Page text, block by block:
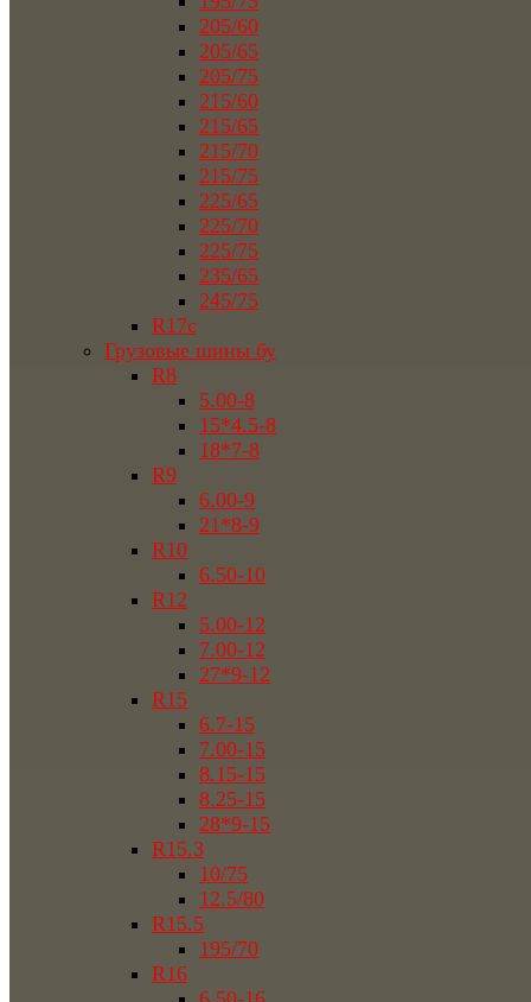
205/60
205/65
205/75
215/60
215/65
215/70
215/75
225/65
225/70
225/75
235/65
245/75
R17c
Грузовые шины бу
R8
5.00-8
15*4.5-8
18*7-8
R9
6.00-9
21*8-9
R10
6.50-10
R12
5.00-12
7.00-12
27*9-12
R15
6.7-15
7.00-15
8.15-15
8.25-15
28*9-15
R15.3
10/75
12.5/80
R15.5
195/70
R16